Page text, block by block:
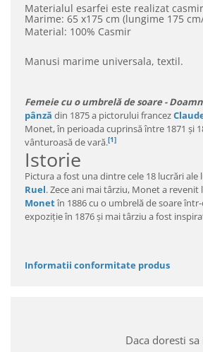
Materialul esarfei este realizat casmir
Marime: 65 x175 cm (lungime 175
Material: 100% Casmir
Manusi marime universala, textil.
Femeie cu o umbrelă de soare -
pânză din 1875 a pictorului francez
Monet, în perioada cuprinsă între 1871 și
vânturoasă de vară.[1]
Istorie
Pictura a fost una dintre cele 18 lucrări
Ruel. Zece ani mai târziu, Monet a
Monetîn 1886 cu o umbrelă de soare
expoziție în 1876 și mai târziu a fost
Informatii conformitate produs
Daca doresti